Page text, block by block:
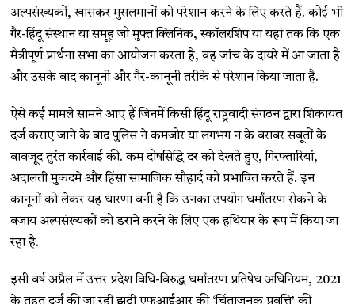
अल्पसंख्यकों, खासकर मुसलमानों को परेशान करने के लिए करते हैं. कोई भी
गैर-हिंदू संस्थान या समूह जो मुफ्त क्लिनिक, स्कॉलरशिप या यहां तक ​​कि एक
मैत्रीपूर्ण प्रार्थना सभा का आयोजन करता है, वह जांच के दायरे में आ जाता है
और उसके बाद कानूनी और गैर-कानूनी तरीके से परेशान किया जाता है.
ऐसे कई मामले सामने आए हैं जिनमें किसी हिंदू राष्ट्रवादी संगठन द्वारा शिकायत
दर्ज कराए जाने के बाद पुलिस ने कमजोर या लगभग न के बराबर सबूतों के
बावजूद तुरंत कार्रवाई की. कम दोषसिद्धि दर को देखते हुए, गिरफ्तारियां,
अदालती मुकदमे और हिंसा सामाजिक सौहार्द को प्रभावित करते हैं. इन
कानूनों को लेकर यह धारणा बनी है कि उनका उपयोग धर्मांतरण रोकने के
बजाय अल्पसंख्यकों को डराने करने के लिए एक हथियार के रूप में किया जा
रहा है.
इसी वर्ष अप्रैल में उत्तर प्रदेश विधि-विरुद्ध धर्मांतरण प्रतिषेध अधिनियम, 2021